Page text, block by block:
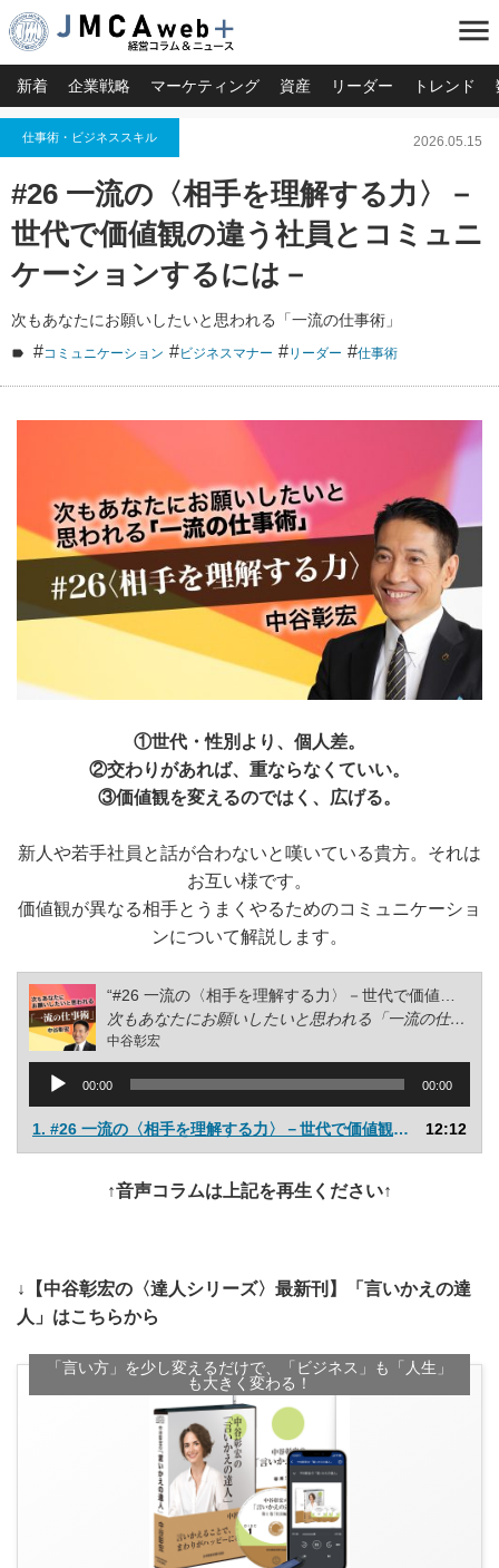
menu
新着 企業戦略 マーケティング 資産 リーダー トレンド
仕事術・ビジネススキル 2026.05.15
#26 一流の〈相手を理解する力〉－
世代で価値観の違う社員とコミュニ
ケーションするには－
次もあなたにお願いしたいと思われる「一流の仕事術」
#コミュニケーション #ビジネスマナー #リーダー #仕事術
①世代・性別より、個人差。
②交わりがあれば、重ならなくていい。
③価値観を変えるのではく、広げる。
新人や若手社員と話が合わないと嘆いている貴方。それは
お互い様です。
価値観が異なる相手とうまくやるためのコミュニケーショ
ンについて解説します。
次もあなたにお願いしたいと思われる「一流の仕事術」
中谷彰宏
声
プ
00:00 00:00
1. #26 一流の〈相手を理解する力〉－世代で価値観の違う社員とコミュニケーションするには－ 12:12
↑音声コラムは上記を再生ください↑
↓【中谷彰宏の〈達人シリーズ〉最新刊】「言いかえの達
人」はこちらから
「言い方」を少し変えるだけで、「ビジネス」も「人生」
も大きく変わる！